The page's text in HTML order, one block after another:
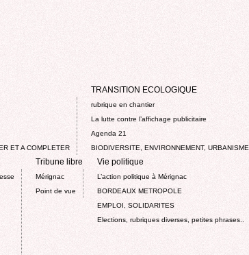
ET A COMPLETER
TRANSITION ECOLOGIQUE
rubrique en chantier
La lutte contre l’affichage publicitaire
Agenda 21
BIODIVERSITE, ENVIRONNEMENT, URBANISME
Tribune libre
Mérignac
Point de vue
Vie politique
L’action politique à Mérignac
BORDEAUX METROPOLE
EMPLOI, SOLIDARITES
Elections, rubriques diverses, petites phrases..